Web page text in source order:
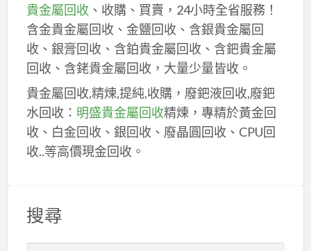
貴金屬回收、收購、買賣，24小時全省服務！
含金貴金屬回收、金鹽回收、含銀貴金屬回
收、銀膏回收、含鉑貴金屬回收、含鈀貴金屬
回收、含銠貴金屬回收，大量少量皆收。
貴金屬回收,精煉,提純,收購，廢鈀液回收,廢鈀
水回收： 明盛貴金屬回收精煉，專精於黃金回
收、白金回收、銀回收、廢晶圓回收、CPU回
收..等高價現金回收。
搜尋